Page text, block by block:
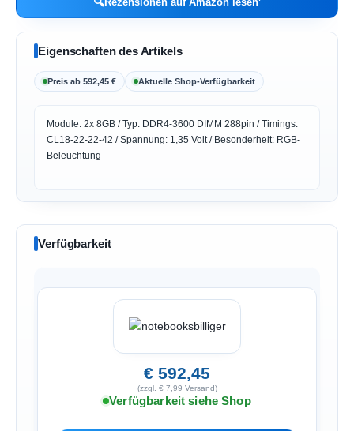
Eigenschaften des Artikels
Preis ab 592,45 € Aktuelle Shop-Verfügbarkeit
Module: 2x 8GB / Typ: DDR4-3600 DIMM 288pin / Timings:
CL18-22-22-42 / Spannung: 1,35 Volt / Besonderheit: RGB-
Beleuchtung
Verfügbarkeit
€ 592,45
(zzgl. € 7,99 Versand)
Verfügbarkeit siehe Shop